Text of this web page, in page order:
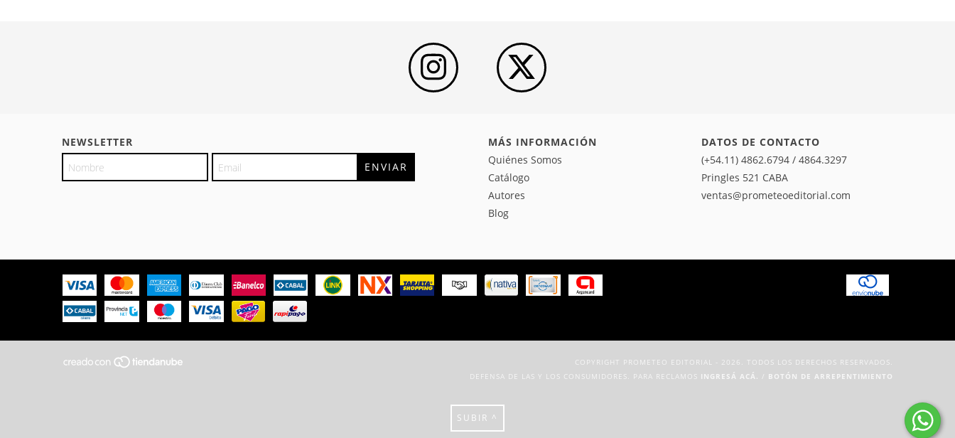
NEWSLETTER
MÁS INFORMACIÓN
Quiénes Somos
Catálogo
Autores
Blog
DATOS DE CONTACTO
(+54.11) 4862.6794 / 4864.3297
Pringles 521 CABA
ventas@prometeoeditorial.com
COPYRIGHT PROMETEO EDITORIAL - 2026. TODOS LOS DERECHOS RESERVADOS.
DEFENSA DE LAS Y LOS CONSUMIDORES. PARA RECLAMOS INGRESÁ ACÁ. / BOTÓN DE ARREPENTIMIENTO
SUBIR ^